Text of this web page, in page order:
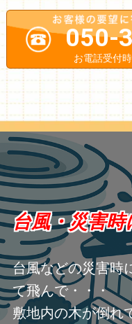
050-
お電話受付
台風・災害
台風などの災害時
て飛んで・・・
敷地内の木が倒れ